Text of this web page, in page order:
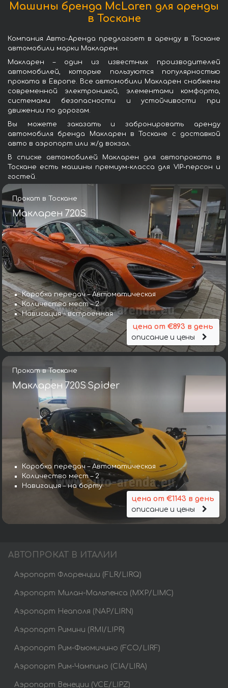
Машины бренда McLaren для аренды
в Тоскане
Компания Авто-Аренда предлагает в аренду в Тоскане
автомобили марки Макларен.
Макларен – один из известных производителей
автомобилей, которые пользуются популярностью
проката в Европе. Все автомобили Макларен снабжены
современной электроникой, элементами комфорта,
системами безопасности и устойчивости при
движении по дорогам.
Вы можете заказать и забронировать аренду
автомобиля бренда Макларен в Тоскане с доставкой
авто в аэропорт или ж/д вокзал.
В списке автомобилей Макларен для автопроката в
Тоскане есть машины премиум-класса для VIP-персон и
гостей.
Прокат в Тоскане
Макларен 720S
Коробка передач – Автоматическая
Количество мест – 2
Навигация – встроенная
цена от €893 в день
описание и цены
Прокат в Тоскане
Макларен 720S Spider
Коробка передач – Автоматическая
Количество мест – 2
Навигация – на борту
цена от €1143 в день
описание и цены
АВТОПРОКАТ В ИТАЛИИ
Аэропорт Флоренции (FLR/LIRQ)
Аэропорт Милан-Мальпенса (MXP/LIMC)
Аэропорт Неаполя (NAP/LIRN)
Аэропорт Римини (RMI/LIPR)
Аэропорт Рим-Фьюмичино (FCO/LIRF)
Аэропорт Рим-Чампино (CIA/LIRA)
Аэропорт Венеции (VCE/LIPZ)